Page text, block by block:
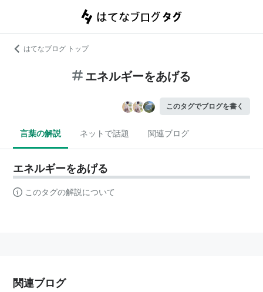
はてなブログ トップ
エネルギーをあげる
このタグでブログを書く
言葉の解説 ネットで話題 関連ブログ
エネルギーをあげる
このタグの解説について
関連ブログ